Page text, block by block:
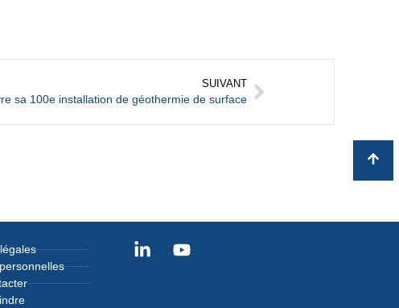
SUIVANT
sa 100e installation de géothermie de surface